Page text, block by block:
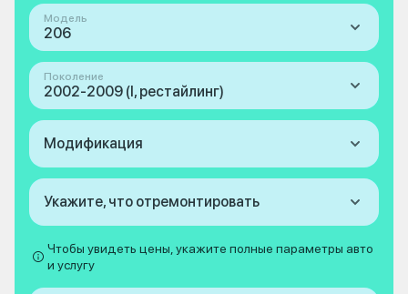
Модель
206
Поколение
2002-2009 (I, рестайлинг)
Модификация
Укажите, что отремонтировать
Чтобы увидеть цены, укажите полные параметры авто
и услугу